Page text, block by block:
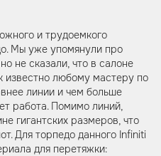
и трудоемкого
Мы уже упомянули про
не сказали, что в салоне
известно любому мастеру по
линии и чем больше
работа. Помимо линий,
гигантских размеров, что
Для торпедо данного Infiniti
для перетяжки: